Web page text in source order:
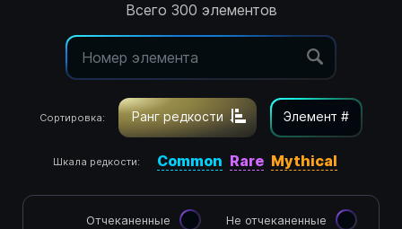
Всего 300 элементов
Сортировка: Ранг редкости Элемент #
Шкала редкости: Common Rare Mythical
Отчеканенные Не отчеканенные